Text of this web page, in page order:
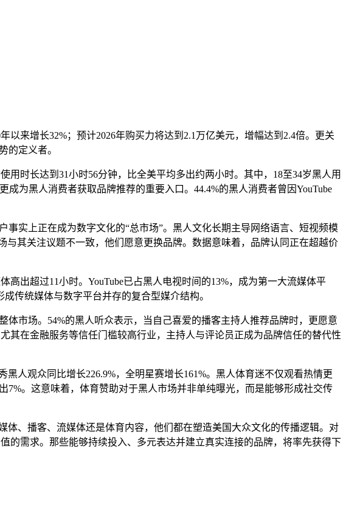
来增长32%；预计2026年购买力将达到2.1万亿美元，增幅达到2.4倍。更关
的定义者。
时长达到31小时56分钟，比全美平均多出约两小时。其中，18至34岁黑人用
成为黑人消费者获取品牌推荐的重要入口。44.4%的黑人消费者曾因YouTube
实上正在成为数字文化的“总市场”。黑人文化长期主导网络语言、短视频模
与其关注议题不一致，他们愿意更换品牌。数据意味着，品牌认同正在超越价
出超过11小时。YouTube已占黑人电视时间的13%，成为第一大流媒体平
传统媒体与数字平台并存的复合型媒介结构。
市场。54%的黑人听众表示，当自己喜爱的播客主持人推荐品牌时，更愿意
其在金融服务等信任门槛较高行业，主持人与评论员正成为品牌信任的替代性
人观众同比增长226.9%，全明星赛增长161%。黑人体育迷不仅观看热情更
。这意味着，体育赞助对于黑人市场并非单纯曝光，而是能够形成社交传
体、播客、流媒体还是体育内容，他们都在塑造美国大众文化的传播逻辑。对
的需求。那些能够持续投入、多元表达并建立真实连接的品牌，将率先获得下